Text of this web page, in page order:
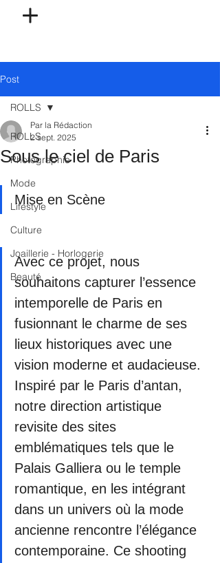
Post
ROLLS
Photographie
Mode
Lifestyle
Culture
Joaillerie - Horlogerie
Beauté
ROLLS
Sous le ciel de Paris
Par la Rédaction
2 sept. 2025
Mise en Scène
Avec ce projet, nous
souhaitons capturer l’essence
intemporelle de Paris en
fusionnant le charme de ses
lieux historiques avec une
vision moderne et audacieuse.
Inspiré par le Paris d’antan,
notre direction artistique
revisite des sites
emblématiques tels que le
Palais Galliera ou le temple
romantique, en les intégrant
dans un univers où la mode
ancienne rencontre l’élégance
contemporaine. Ce shooting